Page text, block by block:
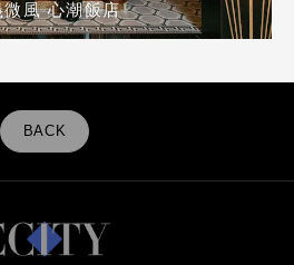
微風 心潮飯店
BACK